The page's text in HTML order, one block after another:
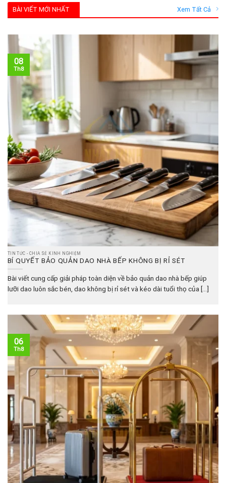
BÀI VIẾT MỚI NHẤT Xem Tất Cả
TIN TỨC - CHIA SẺ KINH NGHIỆM
BÍ QUYẾT BẢO QUẢN DAO NHÀ BẾP KHÔNG BỊ RỈ SÉT
Bài viết cung cấp giải pháp toàn diện về bảo quản dao nhà bếp giúp
lưỡi dao luôn sắc bén, dao không bị rỉ sét và kéo dài tuổi thọ của [...]
08
Th8
06
Th8